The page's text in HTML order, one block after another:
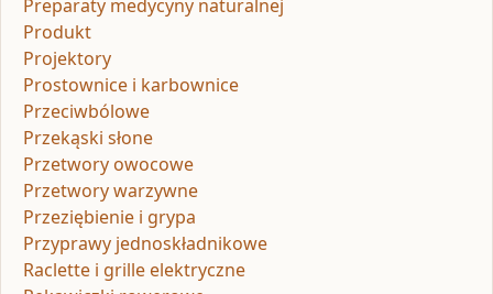
Preparaty medycyny naturalnej
Produkt
Projektory
Prostownice i karbownice
Przeciwbólowe
Przekąski słone
Przetwory owocowe
Przetwory warzywne
Przeziębienie i grypa
Przyprawy jednoskładnikowe
Raclette i grille elektryczne